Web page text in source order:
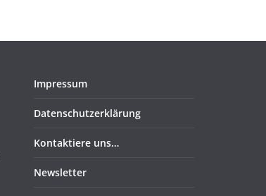
Impressum
Datenschutzerklärung
Kontaktiere uns…
Newsletter